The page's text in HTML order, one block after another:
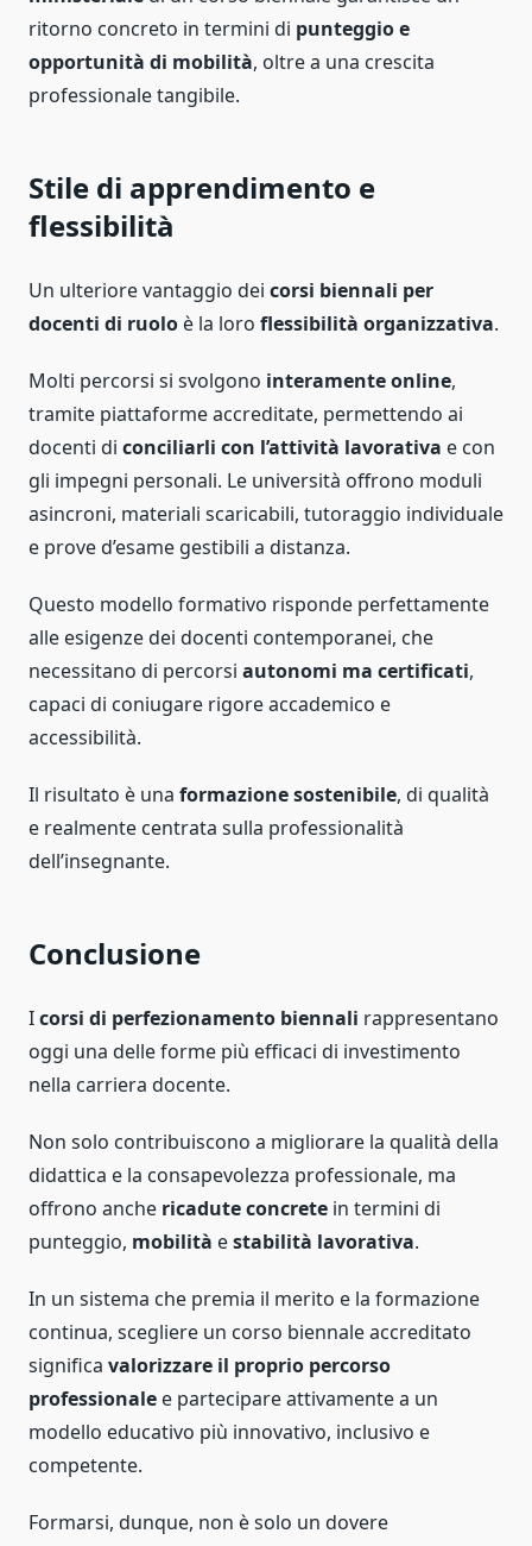
ritorno concreto in termini di punteggio e
opportunità di mobilità, oltre a una crescita
professionale tangibile.
Stile di apprendimento e
flessibilità
Un ulteriore vantaggio dei corsi biennali per
docenti di ruolo è la loro flessibilità organizzativa.
Molti percorsi si svolgono interamente online,
tramite piattaforme accreditate, permettendo ai
docenti di conciliarli con l’attività lavorativa e con
gli impegni personali. Le università offrono moduli
asincroni, materiali scaricabili, tutoraggio individuale
e prove d’esame gestibili a distanza.
Questo modello formativo risponde perfettamente
alle esigenze dei docenti contemporanei, che
necessitano di percorsi autonomi ma certificati,
capaci di coniugare rigore accademico e
accessibilità.
Il risultato è una formazione sostenibile, di qualità
e realmente centrata sulla professionalità
dell’insegnante.
Conclusione
Icorsi di perfezionamento biennali rappresentano
oggi una delle forme più efficaci di investimento
nella carriera docente.
Non solo contribuiscono a migliorare la qualità della
didattica e la consapevolezza professionale, ma
offrono anche ricadute concrete in termini di
punteggio, mobilità estabilità lavorativa.
In un sistema che premia il merito e la formazione
continua, scegliere un corso biennale accreditato
significa valorizzare il proprio percorso
professionale e partecipare attivamente a un
modello educativo più innovativo, inclusivo e
competente.
Formarsi, dunque, non è solo un dovere